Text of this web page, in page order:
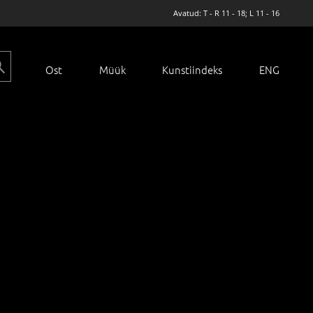
Avatud: T - R 11 - 18; L 11 - 16
Ost Müük Kunstiindeks ENG